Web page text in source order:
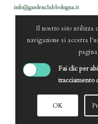
info@gardenclubbologna.it
Il nostro sito utilizza
navigazione si accetta
Fai clic per
tracciamento
OK